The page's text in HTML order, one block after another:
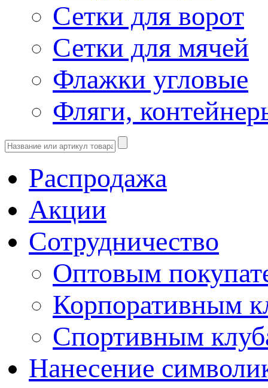
Сетки для ворот
Сетки для мячей
Флажки угловые
Фляги,
Распродажа
Акции
Сотрудничество
Оптовым
Корпоративным
Спортивным
Нанесение